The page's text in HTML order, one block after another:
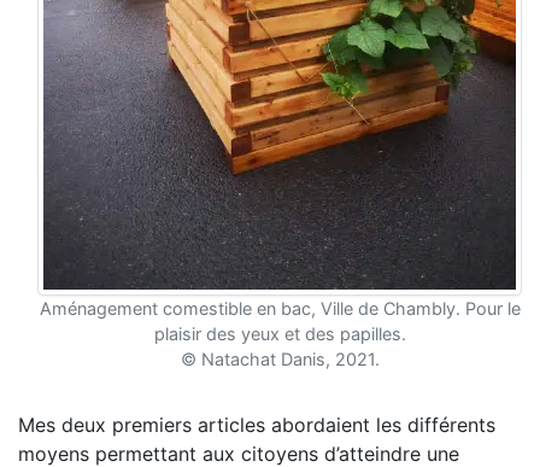
Aménagement comestible en bac, Ville de Chambly. Pour le
plaisir des yeux et des papilles.
© Natachat Danis, 2021.
Mes deux premiers articles abordaient les différents
moyens permettant aux citoyens d’atteindre une